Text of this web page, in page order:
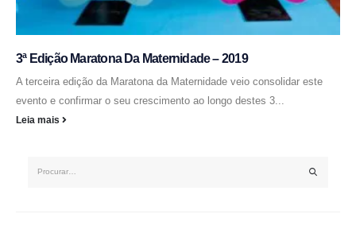
3ª Edição Maratona Da Maternidade – 2019
A terceira edição da Maratona da Maternidade veio consolidar este
evento e confirmar o seu crescimento ao longo destes 3...
Leia mais